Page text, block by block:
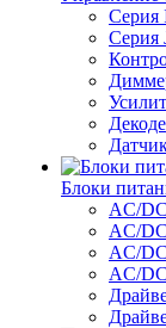
Серия
Серия
Блоки
AC/
AC/
AC/
AC/